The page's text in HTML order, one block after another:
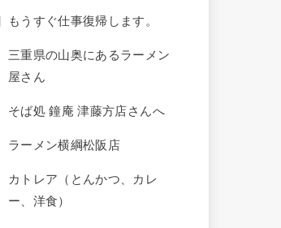
もうすぐ仕事復帰します。
三重県の山奥にあるラーメン
屋さん
そば処 鐘庵 津藤方店さんへ
ラーメン横綱松阪店
カトレア（とんかつ、カレ
ー、洋食）